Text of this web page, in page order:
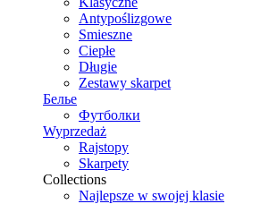
Antypoślizgowe
Smieszne
Ciepłe
Długie
Zestawy skarpet
Белье
Футболки
Wyprzedaż
Rajstopy
Skarpety
Collections
Najlepsze w swojej klasie